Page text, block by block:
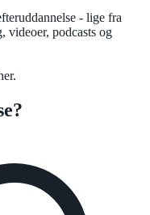
- lige fra
videoer, podcasts og